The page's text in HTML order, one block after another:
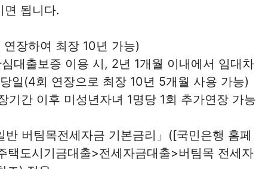
면 됩니다.
장하여 최장 10년 가능)
대출보증 이용 시, 2년 1개월 이내에서 임대차
일(4회 연장으로 최장 10년 5개월 사용 가능)
기간 이후 미성년자녀 1명당 1회 추가연장 가능
버팀목전세자금 기본금리」([국민은행 홈페
택도시기금대출>전세자금대출>버팀목 전세자